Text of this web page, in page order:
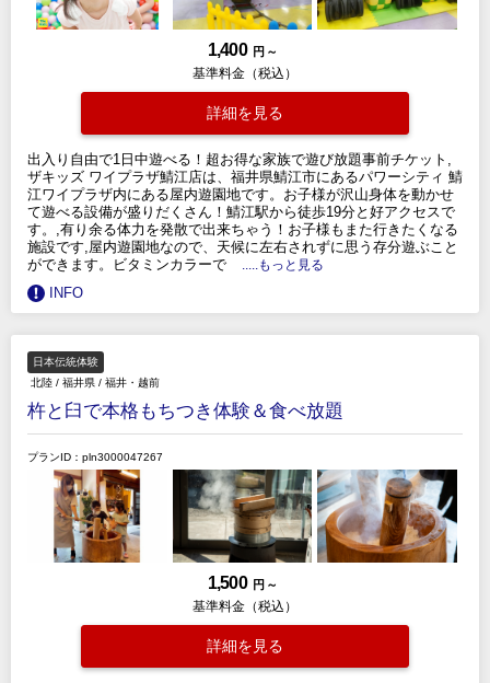
1,400 円 ～
基準料金（税込）
詳細を見る
出入り自由で1日中遊べる！超お得な家族で遊び放題事前チケット,
ザキッズ ワイプラザ鯖江店は、福井県鯖江市にあるパワーシティ 鯖
江ワイプラザ内にある屋内遊園地です。お子様が沢山身体を動かせ
て遊べる設備が盛りだくさん！鯖江駅から徒歩19分と好アクセスで
す。,有り余る体力を発散で出来ちゃう！お子様もまた行きたくなる
施設です,屋内遊園地なので、天候に左右されずに思う存分遊ぶこと
ができます。ビタミンカラーで
.....もっと見る
INFO
日本伝統体験
北陸 / 福井県 / 福井・越前
杵と臼で本格もちつき体験＆食べ放題
プランID：pln3000047267
1,500 円 ～
基準料金（税込）
詳細を見る